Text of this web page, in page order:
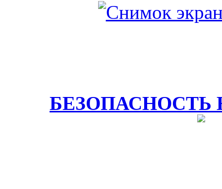
БЕЗОПАСНОСТЬ